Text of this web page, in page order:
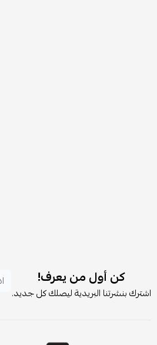
كن أول من يعرف!
اشترك بنشرتنا البريدية ليصلك كل جديد.